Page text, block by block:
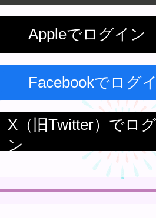
Appleでログイン
Facebookでログ
X（旧Twitter）でロ
ン